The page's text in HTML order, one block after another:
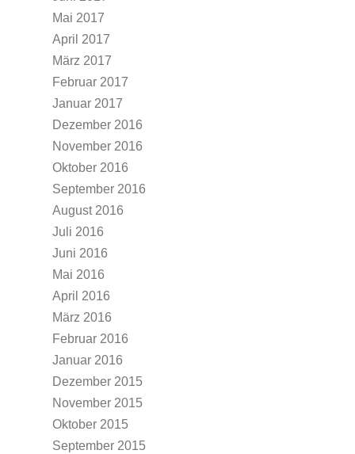
Mai 2017
April 2017
März 2017
Februar 2017
Januar 2017
Dezember 2016
November 2016
Oktober 2016
September 2016
August 2016
Juli 2016
Juni 2016
Mai 2016
April 2016
März 2016
Februar 2016
Januar 2016
Dezember 2015
November 2015
Oktober 2015
September 2015